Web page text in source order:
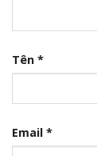
Tên *
Email *